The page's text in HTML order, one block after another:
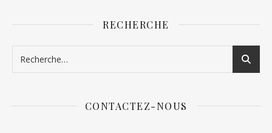
RECHERCHE
CONTACTEZ-NOUS